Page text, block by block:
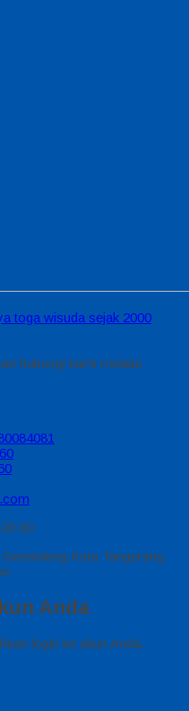
toga wisuda sejak 2000
hubungi kami melalui
Kota Tangerang
Anda
login ke akun Anda.